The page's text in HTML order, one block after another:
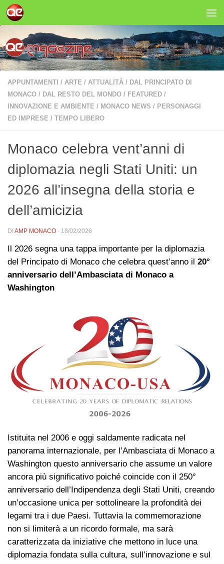
Salta al contenuto
APPUNTAMENTI / ARTE / ATTUALITÀ / DAL PRINCIPATO DI
MONACO / DAL RESTO DEL MONDO / FEATURED /
INNOVAZIONE E AMBIENTE / MONACO NEWS / PERSONAGGI
ED IMPRESE / TEMPO LIBERO
Monaco celebra vent’anni di
diplomazia negli Stati Uniti: un
2026 all’insegna della storia e
dell’amicizia
DI AMP MONACO · 18/02/2026
Il 2026 segna una tappa importante per la diplomazia
del Principato di Monaco che celebra quest’anno il 20°
anniversario dell’Ambasciata di Monaco a
Washington
Istituita nel 2006 e oggi saldamente radicata nel
panorama internazionale, per l’Ambasciata di Monaco a
Washington questo anniversario che assume un valore
ancora più significativo poiché coincide con il 250°
anniversario dell’Indipendenza degli Stati Uniti, creando
un’occasione unica per sottolineare la profondità dei
legami tra i due Paesi. Tuttavia la commemorazione
non si limiterà a un ricordo formale, ma sarà
caratterizzata da iniziative che mettono in luce una
diplomazia fondata sulla cultura, sull’innovazione e sul